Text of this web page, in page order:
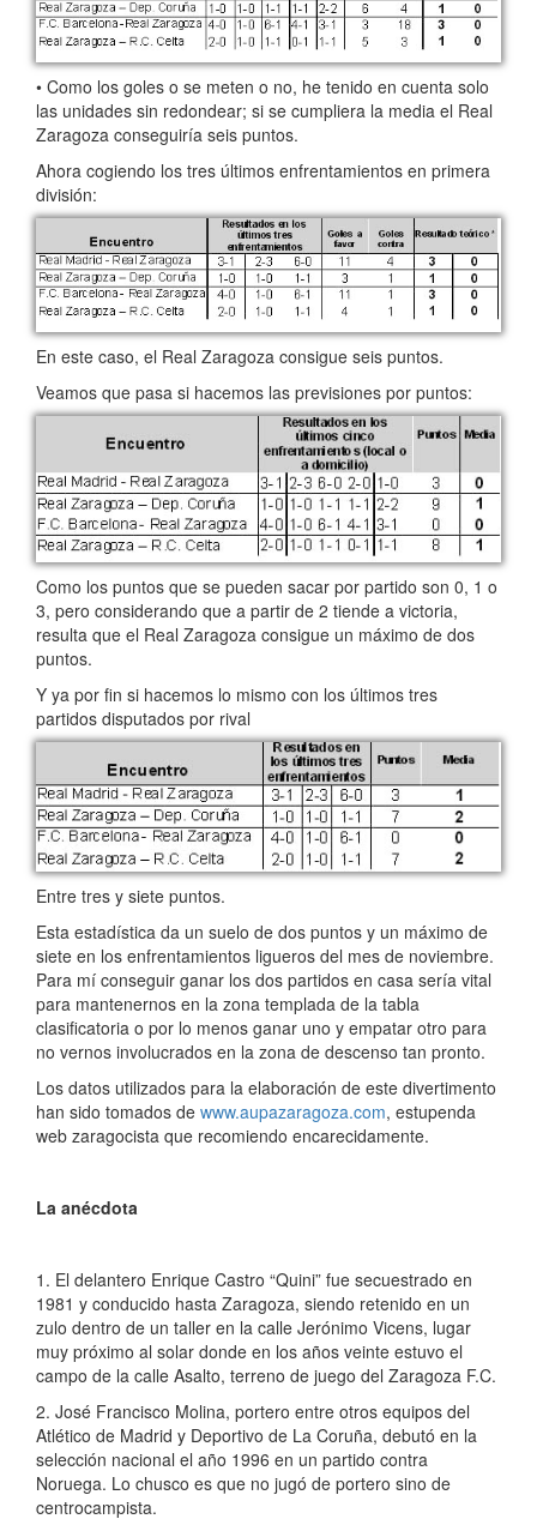
• Como los goles o se meten o no, he tenido en cuenta solo
las unidades sin redondear; si se cumpliera la media el Real
Zaragoza conseguiría seis puntos.
Ahora cogiendo los tres últimos enfrentamientos en primera
división:
En este caso, el Real Zaragoza consigue seis puntos.
Veamos que pasa si hacemos las previsiones por puntos:
Como los puntos que se pueden sacar por partido son 0, 1 o
3, pero considerando que a partir de 2 tiende a victoria,
resulta que el Real Zaragoza consigue un máximo de dos
puntos.
Y ya por fin si hacemos lo mismo con los últimos tres
partidos disputados por rival
Entre tres y siete puntos.
Esta estadística da un suelo de dos puntos y un máximo de
siete en los enfrentamientos ligueros del mes de noviembre.
Para mí conseguir ganar los dos partidos en casa sería vital
para mantenernos en la zona templada de la tabla
clasificatoria o por lo menos ganar uno y empatar otro para
no vernos involucrados en la zona de descenso tan pronto.
Los datos utilizados para la elaboración de este divertimento
han sido tomados de www.aupazaragoza.com, estupenda
web zaragocista que recomiendo encarecidamente.
La anécdota
1. El delantero Enrique Castro “Quini” fue secuestrado en
1981 y conducido hasta Zaragoza, siendo retenido en un
zulo dentro de un taller en la calle Jerónimo Vicens, lugar
muy próximo al solar donde en los años veinte estuvo el
campo de la calle Asalto, terreno de juego del Zaragoza F.C.
2. José Francisco Molina, portero entre otros equipos del
Atlético de Madrid y Deportivo de La Coruña, debutó en la
selección nacional el año 1996 en un partido contra
Noruega. Lo chusco es que no jugó de portero sino de
centrocampista.